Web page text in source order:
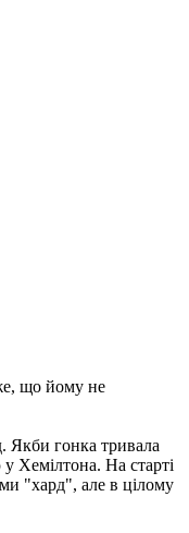
що йому не
Якби гонка тривала
у Хемілтона. На старті
"хард", але в цілому